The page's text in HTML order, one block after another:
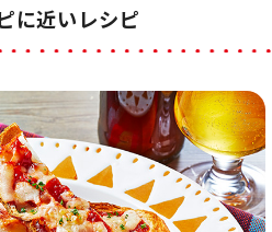
に近いレシピ